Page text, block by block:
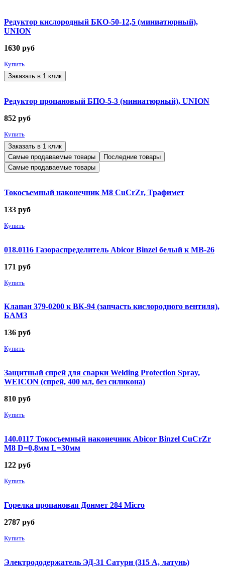
Редуктор кислородный БКО-50-12,5 (миниатюрный),
UNION
1630 руб
Купить
Заказать в 1 клик
Редуктор пропановый БПО-5-3 (миниатюрный), UNION
852 руб
Купить
Заказать в 1 клик
Самые продаваемые товары
Последние товары
Самые продаваемые товары
Токосъемный наконечник М8 CuCrZr, Трафимет
133 руб
Купить
018.0116 Газораспределитель Abicor Binzel белый к MB-26
171 руб
Купить
Клапан 379-0200 к ВК-94 (запчасть кислородного вентиля),
БАМЗ
136 руб
Купить
Защитный спрей для сварки Welding Protection Spray,
WEICON (спрей, 400 мл, без силикона)
810 руб
Купить
140.0117 Токосъемный наконечник Abicor Binzel CuCrZr
М8 D=0,8мм L=30мм
122 руб
Купить
Горелка пропановая Донмет 284 Micro
2787 руб
Купить
Электрододержатель ЭД-31 Сатурн (315 А, латунь)